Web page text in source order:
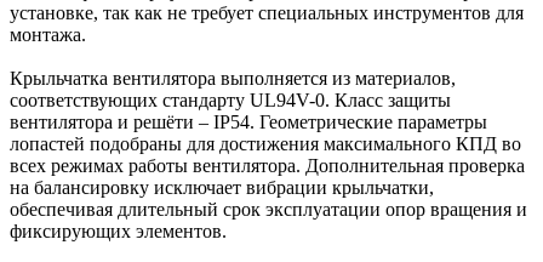
установке, так как не требует специальных инструментов для
монтажа.
Крыльчатка вентилятора выполняется из материалов,
соответствующих стандарту UL94V-0. Класс защиты
вентилятора и решёти – IP54. Геометрические параметры
лопастей подобраны для достижения максимального КПД во
всех режимах работы вентилятора. Дополнительная проверка
на балансировку исключает вибрации крыльчатки,
обеспечивая длительный срок эксплуатации опор вращения и
фиксирующих элементов.